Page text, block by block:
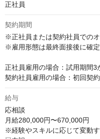
正社員
契約期間
※正社員または契約社員での
※雇用形態は最終面接後に確
正社員雇用の場合：試用期間3
契約社員雇用の場合：初回契
給与
応相談
月給280,000円〜670,000円
※経験やスキルに応じて変動